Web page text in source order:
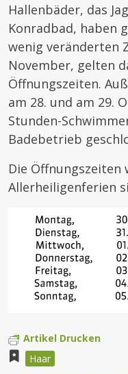
Hallenbäder, das
Konradbad, haben
wenig veränderten
November, gelten
Öffnungszeiten.
am 28. und am 29.
Stunden-
Badebetrieb
Die Öffnungszeiten
Allerheiligenferien
Artikel Drucken
Haar